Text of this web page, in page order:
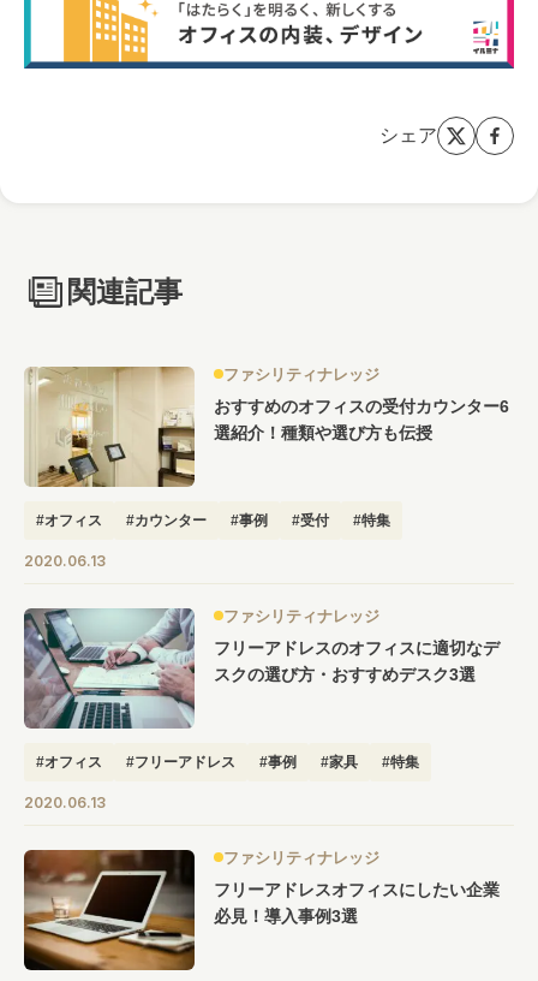
シェア
関連記事
ファシリティナレッジ
おすすめのオフィスの受付カウンター6
選紹介！種類や選び方も伝授
#オフィス #カウンター #事例 #受付 #特集
2020.06.13
ファシリティナレッジ
フリーアドレスのオフィスに適切なデ
スクの選び方・おすすめデスク3選
#オフィス #フリーアドレス #事例 #家具 #特集
2020.06.13
ファシリティナレッジ
フリーアドレスオフィスにしたい企業
必見！導入事例3選